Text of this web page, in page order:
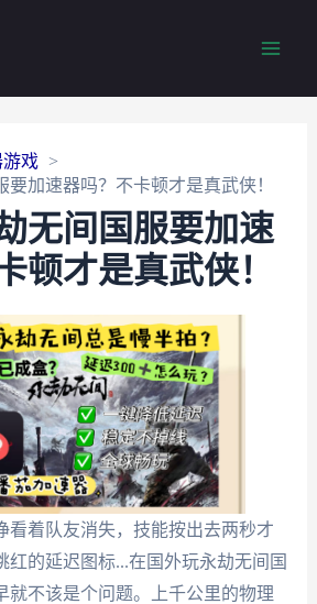
游戏
要加速器吗？不卡顿才是真武侠！
无间国服要加速
顿才是真武侠！
看着队友消失，技能按出去两秒才
红的延迟图标...在国外玩永劫无间国
就不该是个问题。上千公里的物理